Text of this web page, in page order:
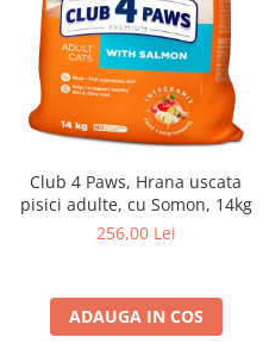
Club 4 Paws, Hrana uscata
pisici adulte, cu Somon, 14kg
256,00 Lei
ADAUGA IN COS